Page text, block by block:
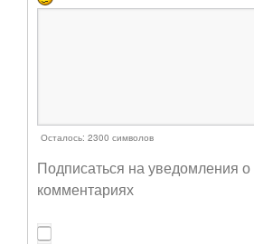
Осталось: 2300 символов
Подписаться на уведомления
комментариях